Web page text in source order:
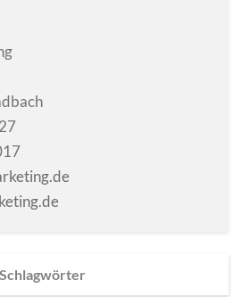
Schlagwörter